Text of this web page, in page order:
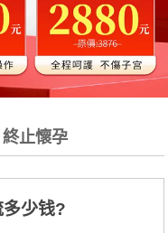
終止懷孕
少钱?